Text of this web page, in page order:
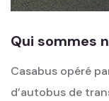
Qui sommes
Casabus opéré
d’autobus de